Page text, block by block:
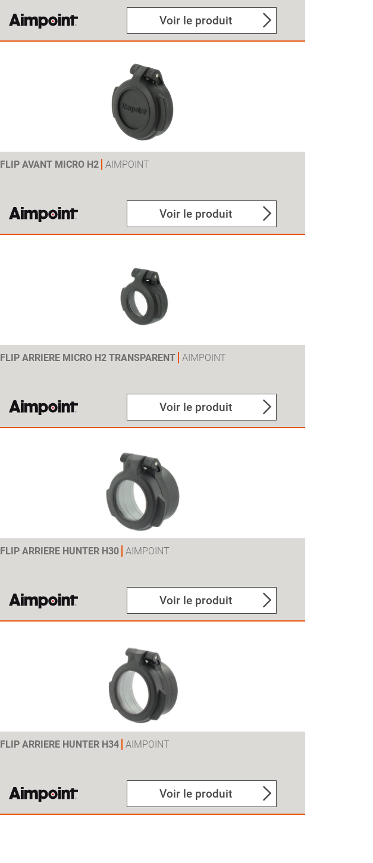
Voir le produit
FLIP AVANT MICRO H2 AIMPOINT
Voir le produit
FLIP ARRIERE MICRO H2 TRANSPARENT AIMPOINT
Voir le produit
FLIP ARRIERE HUNTER H30 AIMPOINT
Voir le produit
FLIP ARRIERE HUNTER H34 AIMPOINT
Voir le produit